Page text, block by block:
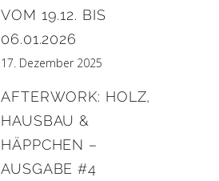
VOM 19.12. BIS
06.01.2026
17. Dezember 2025
AFTERWORK: HOLZ,
HAUSBAU &
HÄPPCHEN –
AUSGABE #4